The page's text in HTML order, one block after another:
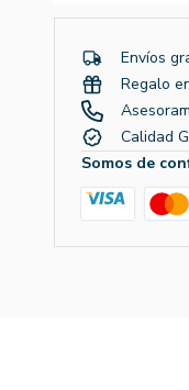
Envíos
Regalo
Calidad
Somos de